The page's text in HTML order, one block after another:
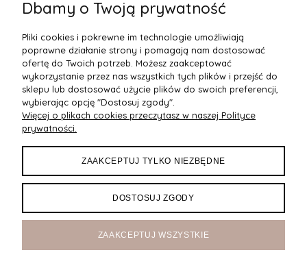
Dopasowana Sukienka z Marszczeniami Różowa 317
213,00 zł
Do Koszyka
POMOC
DOSTAWA
MOJE KONTO
O NAS
Dbamy o Twoją prywatność
Pliki cookies i pokrewne im technologie umożliwiają
poprawne działanie strony i pomagają nam dostosować
ofertę do Twoich potrzeb. Możesz zaakceptować
wykorzystanie przez nas wszystkich tych plików i przejść do
sklepu lub dostosować użycie plików do swoich preferencji,
wybierając opcję "Dostosuj zgody".
Więcej o plikach cookies przeczytasz w naszej Polityce
prywatności.
ZAAKCEPTUJ TYLKO NIEZBĘDNE
DOSTOSUJ ZGODY
ZAAKCEPTUJ WSZYSTKIE